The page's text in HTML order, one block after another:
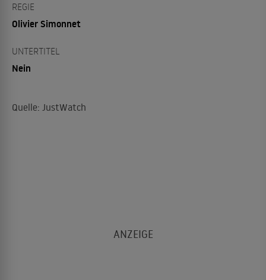
REGIE
Olivier Simonnet
UNTERTITEL
Nein
Quelle: JustWatch